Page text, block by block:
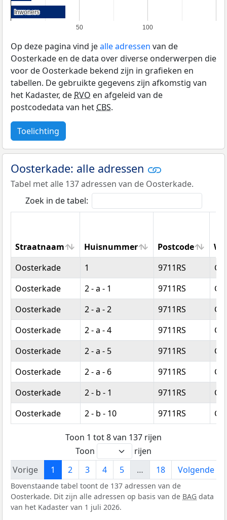
50 100
Inwoners
Inwoners
Op deze pagina vind jealle adressen van de
Oosterkade en de data over diverse onderwerpen die
voor de Oosterkade bekend zijn in grafieken en
tabellen. De gebruikte gegevens zijn afkomstig van
het Kadaster, de RVO en afgeleid van de
postcodedata van het CBS.
Toelichting
Oosterkade: alle adressen
Tabel met alle 137 adressen van de Oosterkade.
Zoek in de tabel:
Straatnaam Huisnummer Postcode
Straatnaam
Huisnummer Postcode
Oosterkade 1 9711RS
Oosterkade
2 - a - 1 9711RS
Oosterkade
2 - a - 2 9711RS
Oosterkade
2 - a - 4 9711RS
Oosterkade
2 - a - 5 9711RS
Oosterkade
2 - a - 6 9711RS
Oosterkade
2 - b - 1 9711RS
Oosterkade
2 - b - 10 9711RS
Toon 1 tot 8 van 137 rijen
Toon
rijen
Vorige
1 2 3 4 5 … 18 Volgende
Bovenstaande tabel toont de 137 adressen van de
Oosterkade. Dit zijn alle adressen op basis van de BAG data
van het Kadaster van 1 juli 2026.